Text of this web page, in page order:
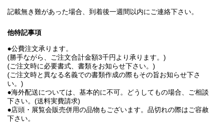
記載無き難があった場合、到着後一週間以内にご連絡下さい。
他特記事項
●公費注文承ります。
(勝手ながら、ご注文合計金額3千円より承ります。)
(ご注文時に必要書式、書類をお知らせ下さい。)
(ご注文時と異なる名義での書類作成の際もその旨お知らせ下さ
い。)
●海外配送については、基本的に不可。どうしてもの場合、ご相談
下さい。(送料実費請求)
●店頭・展覧会販売併用の品物もございます。品切れの際はご容赦
下さい。